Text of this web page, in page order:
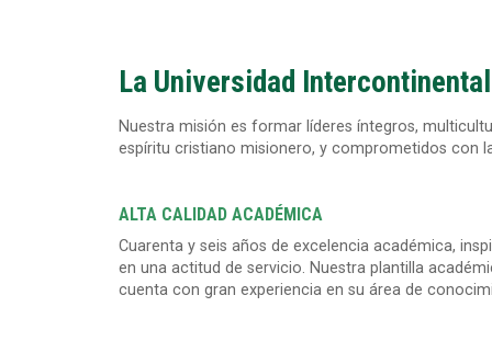
La Universidad Intercontinental
Nuestra misión es formar líderes íntegros,
espíritu cristiano misionero, y comprometidos con
ALTA CALIDAD ACADÉMICA
Cuarenta y seis años de excelencia académica,
en una actitud de servicio. Nuestra plantilla
cuenta con gran experiencia en su área de